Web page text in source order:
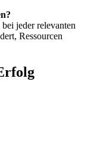
jeder relevanten
Ressourcen